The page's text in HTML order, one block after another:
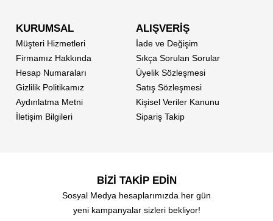
KURUMSAL
Müşteri Hizmetleri
Firmamız Hakkında
Hesap Numaraları
Gizlilik Politikamız
Aydınlatma Metni
İletişim Bilgileri
ALIŞVERİŞ
İade ve Değişim
Sıkça Sorulan Sorular
Üyelik Sözleşmesi
Satış Sözleşmesi
Kişisel Veriler Kanunu
Sipariş Takip
BİZİ TAKİP EDİN
Sosyal Medya hesaplarımızda her gün
yeni kampanyalar sizleri bekliyor!